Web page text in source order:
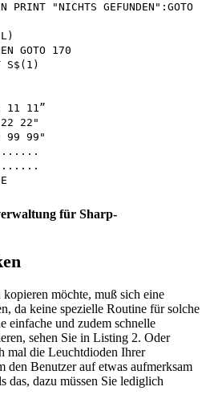
"NICHTS GEFUNDEN":GOTO
GOTO 170
S$(1)
11 11”
22 22"
99 99"
für Sharp-
möchte, muß sich eine
da keine spezielle Routine für solche
einfache und zudem schnelle
sehen Sie in Listing 2. Oder
mal die Leuchtdioden Ihrer
den Benutzer auf etwas aufmerksam
das, dazu müssen Sie lediglich